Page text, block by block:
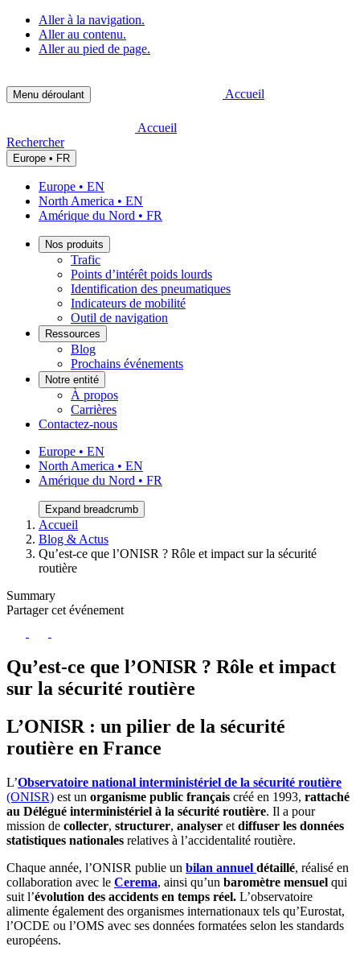
Aller à la navigation.
Aller au contenu.
Aller au pied de page.
Menu déroulant Accueil
Accueil
Rechercher
Europe • FR
Europe • EN
North America • EN
Amérique du Nord • FR
Nos produits
Trafic
Points d’intérêt poids lourds
Identification des pneumatiques
Indicateurs de mobilité
Outil de navigation
Ressources
Blog
Prochains événements
Notre entité
À propos
Carrières
Contactez-nous
Europe • EN
North America • EN
Amérique du Nord • FR
Expand breadcrumb
Accueil
Blog & Actus
Qu’est-ce que l’ONISR ? Rôle et impact sur la sécurité
routière
Summary
Partager cet événement
Qu’est-ce que l’ONISR ? Rôle et impact
sur la sécurité routière
L’ONISR : un pilier de la sécurité
routière en France
L’Observatoire national interministériel de la sécurité routière
(ONISR) est un organisme public français créé en 1993, rattaché
au Délégué interministériel à la sécurité routière. Il a pour
mission de collecter, structurer, analyser et diffuser les données
statistiques nationales relatives à l’accidentalité routière.
Chaque année, l’ONISR publie un bilan annuel détaillé, réalisé en
collaboration avec le Cerema, ainsi qu’un baromètre mensuel qui
suit l’évolution des accidents en temps réel. L’observatoire
alimente également des organismes internationaux tels qu’Eurostat,
l’OCDE ou l’OMS avec ses données formatées selon les standards
européens.